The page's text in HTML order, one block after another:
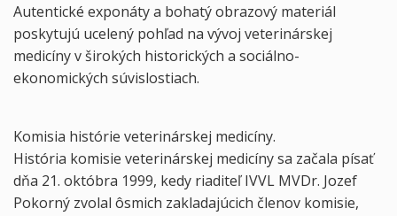
Autentické exponáty a bohatý obrazový materiál
poskytujú ucelený pohľad na vývoj veterinárskej
medicíny v širokých historických a sociálno-
ekonomických súvislostiach.
Komisia histórie veterinárskej medicíny.
História komisie veterinárskej medicíny sa začala písať
dňa 21. októbra 1999, kedy riaditeľ IVVL MVDr. Jozef
Pokorný zvolal ôsmich zakladajúcich členov komisie,